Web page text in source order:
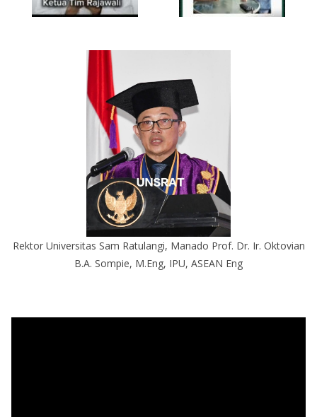
Rektor Universitas Sam Ratulangi, Manado Prof. Dr. Ir. Oktovian
B.A. Sompie, M.Eng, IPU, ASEAN Eng